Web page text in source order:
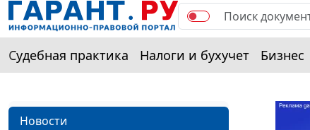
Судебная практика Налоги и бухучет Бизнес
Новости